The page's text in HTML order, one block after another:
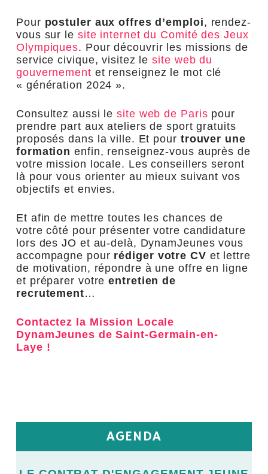
Pour postuler aux offres d’emploi, rendez-
vous sur le site internet du Comité des Jeux
Olympiques. Pour découvrir les missions de
service civique, visitez lesite web du
gouvernement et renseignez le mot clé
« génération 2024 ».
Consultez aussi lesite web de Paris pour
prendre part aux ateliers de sport gratuits
proposés dans la ville. Et pour trouver une
formationenfin, renseignez-vous auprès de
votre mission locale. Les conseillers seront
là pour vous orienter au mieux suivant vos
objectifs et envies.
Et afin de mettre toutes les chances de
votre côté pour présenter votre candidature
lors des JO et au-delà, DynamJeunes vous
accompagne pour rédiger votre CV et lettre
de motivation, répondre à une offre en ligne
et préparer votreentretien de
recrutement…
Contactez la Mission Locale
DynamJeunes de Saint-Germain-en-
Laye !
AGENDA